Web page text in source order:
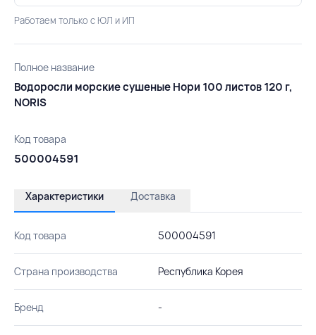
Работаем только с ЮЛ и ИП
Полное название
Водоросли морские сушеные Нори 100 листов 120 г,
NORIS
Код товара
500004591
Характеристики Доставка
Код товара 500004591
Страна производства Республика Корея
Бренд -